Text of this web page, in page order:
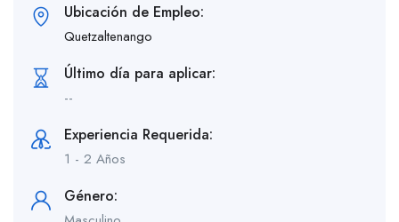
Ubicación de Empleo:
Quetzaltenango
Último día para aplicar:
--
Experiencia Requerida:
1 - 2 Años
Género: